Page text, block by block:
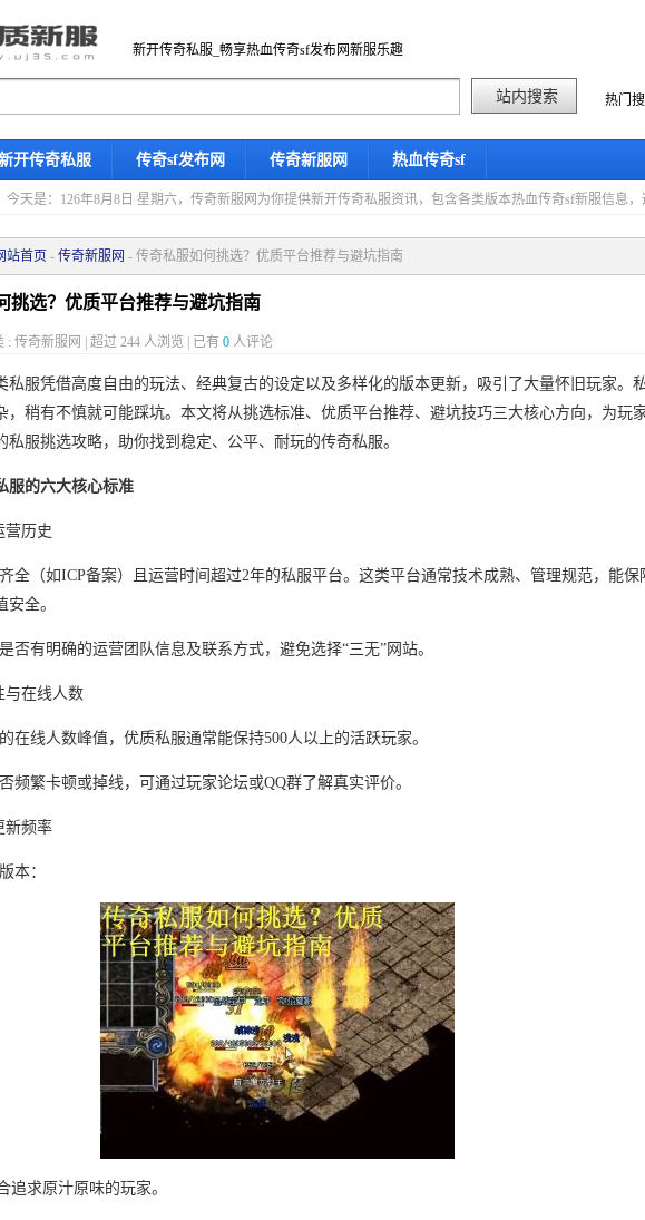
新开传奇私服_畅享热血传奇sf发布网新服乐趣
热门搜
开传奇私服 传奇sf发布网 传奇新服网 热血传奇sf
今天是：126年8月8日 星期六，传奇新服网为你提供新开传奇私服资讯，包含各类版本热血传奇sf新服信息
站首页 - 传奇新服网 - 传奇私服如何挑选？优质平台推荐与避坑指南
挑选？优质平台推荐与避坑指南
: 传奇新服网 | 超过 244 人浏览 | 已有 0 人评论
私服凭借高度自由的玩法、经典复古的设定以及多样化的版本更新，吸引了大量怀旧玩家。
，稍有不慎就可能踩坑。本文将从挑选标准、优质平台推荐、避坑技巧三大核心方向，为玩
私服挑选攻略，助你找到稳定、公平、耐玩的传奇私服。
服的六大核心标准
营历史
全（如ICP备案）且运营时间超过2年的私服平台。这类平台通常技术成熟、管理规范，能保
全。
否有明确的运营团队信息及联系方式，避免选择“三无”网站。
与在线人数
在线人数峰值，优质私服通常能保持500人以上的活跃玩家。
频繁卡顿或掉线，可通过玩家论坛或QQ群了解真实评价。
新频率
本：
追求原汁原味的玩家。